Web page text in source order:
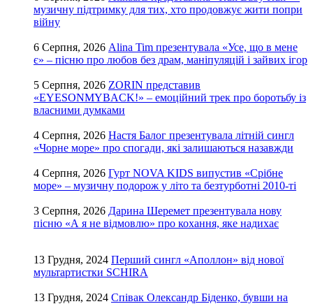
музичну підтримку для тих, хто продовжує жити попри
війну
6 Серпня, 2026 Alina Tim презентувала «Усе, що в мене
є» – пісню про любов без драм, маніпуляцій і зайвих ігор
5 Серпня, 2026 ZORIN представив
«EYESONMYBACK!» – емоційний трек про боротьбу із
власними думками
4 Серпня, 2026 Настя Балог презентувала літній сингл
«Чорне море» про спогади, які залишаються назавжди
4 Серпня, 2026 Гурт NOVA KIDS випустив «Срібне
море» – музичну подорож у літо та безтурботні 2010-ті
3 Серпня, 2026 Дарина Шеремет презентувала нову
пісню «А я не відмовлю» про кохання, яке надихає
13 Грудня, 2024 Перший сингл «Аполлон» від нової
мультартистки SCHIRA
13 Грудня, 2024 Співак Олександр Біденко, бувши на